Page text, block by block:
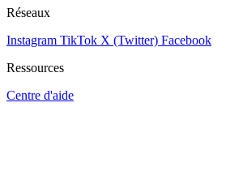
Réseaux
Instagram TikTok X (Twitter) Facebook
Ressources
Centre d'aide